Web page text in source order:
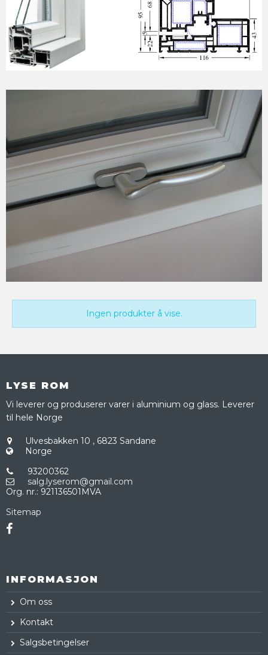
Ingen produkter å vise.
LYSE ROM
Vi leverer og produserer varer i aluminium og glass. Leverer
til hele Norge
Ulvesbakken 10 , 6823 Sandane
Norge
93200362
salg.lyserom@gmail.com
Org. nr.: 921136501MVA
Sitemap
INFORMASJON
Om oss
Kontakt
Salgsbetingelser